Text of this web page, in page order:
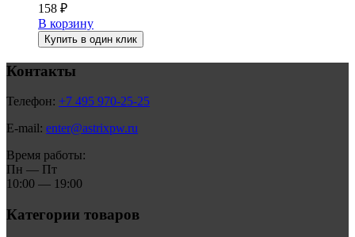
158 ₽
В корзину
Купить в один клик
Контакты
Телефон: +7 495 970-25-25
E-mail: enter@astrixpw.ru
Время работы:
Пн — Пт
10:00 — 19:00
Категории товаров